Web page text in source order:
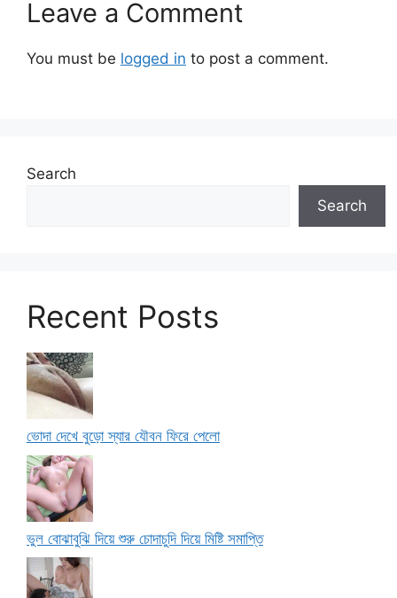
Leave a Comment
You must be logged in to post a comment.
Search
Search
Recent Posts
ভোদা দেখে বুড়ো স্যার যৌবন ফিরে পেলো
ভুল বোঝাবুঝি দিয়ে শুরু চোদাচুদি দিয়ে মিষ্টি সমাপ্তি